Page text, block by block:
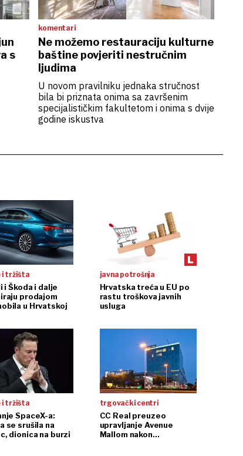
s
komentari
Ne možemo restauraciju kulturne
baštine povjeriti nestručnim
ljudima
U novom pravilniku jednaka stručnost
bila bi priznata onima sa završenim
specijalističkim fakultetom i onima s dvije
godine iskustva
tržišta
i Škoda i dalje
prodajom
u Hrvatskoj
javna potrošnja
Hrvatska treća u EU po
rastu troškova javnih
usluga
tržišta
SpaceX-a:
se srušila na
dionica na burzi
trgovački centri
CC Real preuzeo
upravljanje Avenue
Mallom nakon